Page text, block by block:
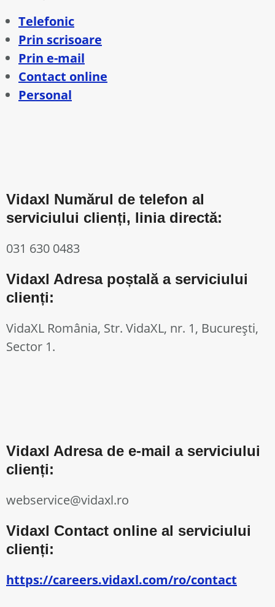
Telefonic
Prin scrisoare
Prin e-mail
Contact online
Personal
Vidaxl Numărul de telefon al
serviciului clienți, linia directă:
031 630 0483
Vidaxl Adresa poștală a serviciului
clienți:
VidaXL România, Str. VidaXL, nr. 1, București,
Sector 1.
Vidaxl Adresa de e-mail a serviciului
clienți:
webservice@vidaxl.ro
Vidaxl Contact online al serviciului
clienți:
https://careers.vidaxl.com/ro/contact